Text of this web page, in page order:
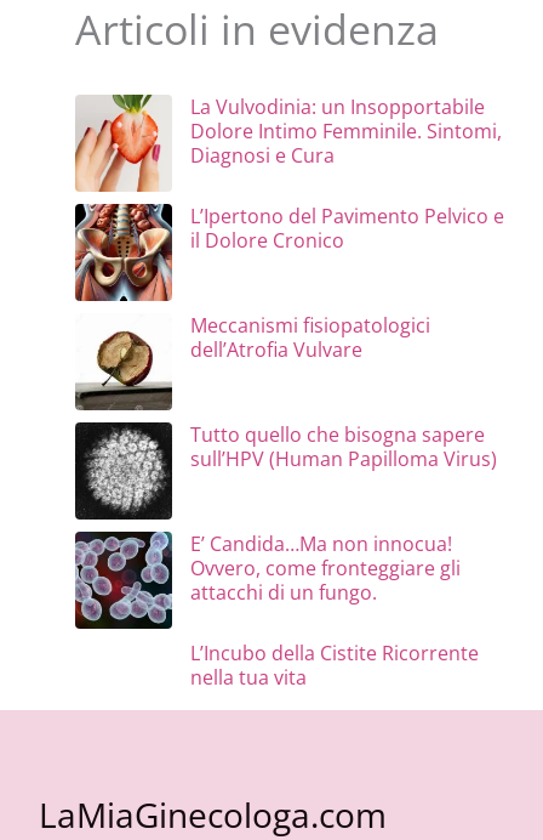
Articoli in evidenza
La Vulvodinia: un Insopportabile
Dolore Intimo Femminile. Sintomi,
Diagnosi e Cura
L’Ipertono del Pavimento Pelvico e
il Dolore Cronico
Meccanismi fisiopatologici
dell’Atrofia Vulvare
Tutto quello che bisogna sapere
sull’HPV (Human Papilloma Virus)
E’ Candida…Ma non innocua!
Ovvero, come fronteggiare gli
attacchi di un fungo.
L’Incubo della Cistite Ricorrente
nella tua vita
LaMiaGinecologa.com